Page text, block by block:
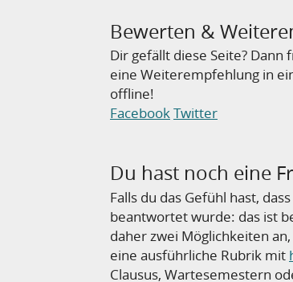
Bewerten &
Dir gefällt diese Seite?
eine Weiterempfehlung in
offline!
FacebookTwitter
Du hast noch eine
Falls du das Gefühl hast,
beantwortet wurde: das ist
daher zwei Möglichkeiten
eine ausführliche Rubrik mit
Clausus, Wartesemestern